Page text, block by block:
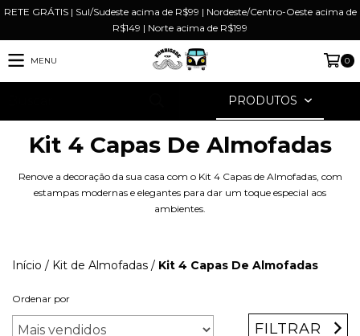
RETE GRÁTIS | Sul/Sudeste acima de R$99 | Nordeste/Centro-Oeste acima de
R$149 | Norte acima de R$199
MENU 0
PRODUTOS
Kit 4 Capas De Almofadas
Renove a decoração da sua casa com o Kit 4 Capas de Almofadas, com
estampas modernas e elegantes para dar um toque especial aos
ambientes.
Início / Kit de Almofadas / Kit 4 Capas De Almofadas
Ordenar por
FILTRAR